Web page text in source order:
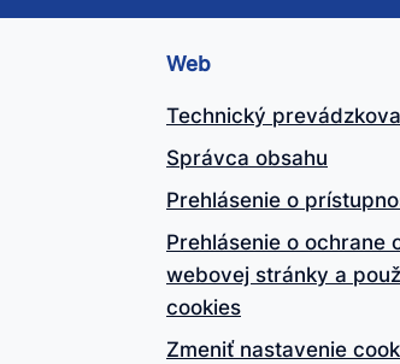
Web
Technický
Správca obsahu
Prehlásenie o
Prehlásenie o ochrane
webovej stránky a
cookies
Zmeniť nastavenie